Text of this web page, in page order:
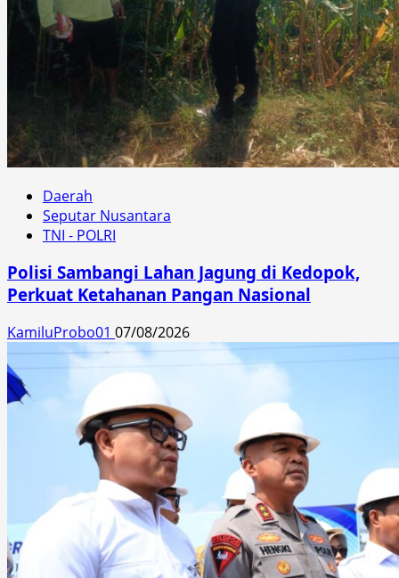
Daerah
Seputar Nusantara
TNI - POLRI
Polisi Sambangi Lahan Jagung di Kedopok,
Perkuat Ketahanan Pangan Nasional
KamiluProbo01 07/08/2026